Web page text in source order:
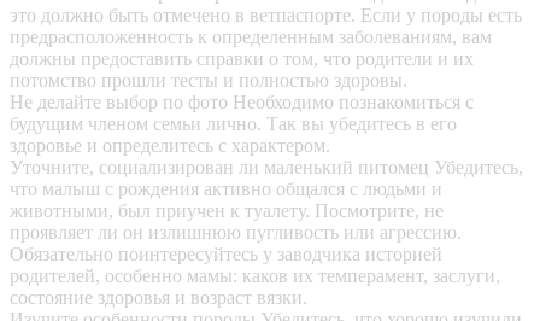
это должно быть отмечено в ветпаспорте. Если у породы есть
предрасположенность к определенным заболеваниям, вам
должны предоставить справки о том, что родители и их
потомство прошли тесты и полностью здоровы.
Не делайте выбор по фото Необходимо познакомиться с
будущим членом семьи лично. Так вы убедитесь в его
здоровье и определитесь с характером.
Уточните, социализирован ли маленький питомец Убедитесь,
что малыш с рождения активно общался с людьми и
животными, был приучен к туалету. Посмотрите, не
проявляет ли он излишнюю пугливость или агрессию.
Обязательно поинтересуйтесь у заводчика историей
родителей, особенно мамы: каков их темперамент, заслуги,
состояние здоровья и возраст вязки.